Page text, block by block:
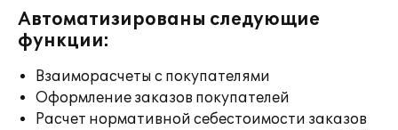
Автоматизированы следующие
функции:
Взаиморасчеты с покупателями
Оформление заказов покупателей
Расчет нормативной себестоимости заказов